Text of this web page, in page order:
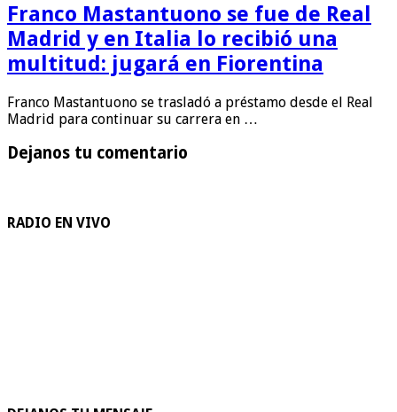
Franco Mastantuono se fue de Real
Madrid y en Italia lo recibió una
multitud: jugará en Fiorentina
Franco Mastantuono se trasladó a préstamo desde el Real
Madrid para continuar su carrera en …
Dejanos tu comentario
RADIO EN VIVO